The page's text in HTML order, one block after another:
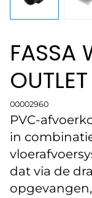
FASSA
OUTLET
00002960
PVC-
in
dat via de